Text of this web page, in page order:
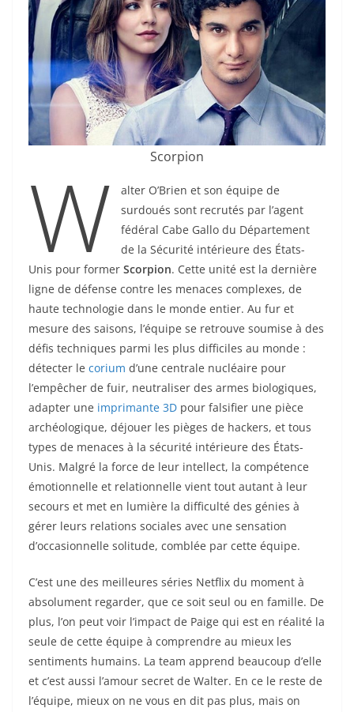
Scorpion
W
alter O’Brien et son équipe de
surdoués sont recrutés par l’agent
fédéral Cabe Gallo du Département
de la Sécurité intérieure des États-
Unis pour former Scorpion. Cette unité est la dernière
ligne de défense contre les menaces complexes, de
haute technologie dans le monde entier. Au fur et
mesure des saisons, l’équipe se retrouve soumise à des
défis techniques parmi les plus difficiles au monde :
détecter le corium d’une centrale nucléaire pour
l’empêcher de fuir, neutraliser des armes biologiques,
adapter une imprimante 3D pour falsifier une pièce
archéologique, déjouer les pièges de hackers, et tous
types de menaces à la sécurité intérieure des États-
Unis. Malgré la force de leur intellect, la compétence
émotionnelle et relationnelle vient tout autant à leur
secours et met en lumière la difficulté des génies à
gérer leurs relations sociales avec une sensation
d’occasionnelle solitude, comblée par cette équipe.
C’est une des meilleures séries Netflix du moment à
absolument regarder, que ce soit seul ou en famille. De
plus, l’on peut voir l’impact de Paige qui est en réalité la
seule de cette équipe à comprendre au mieux les
sentiments humains. La team apprend beaucoup d’elle
et c’est aussi l’amour secret de Walter. En ce le reste de
l’équipe, mieux on ne vous en dit pas plus, mais on